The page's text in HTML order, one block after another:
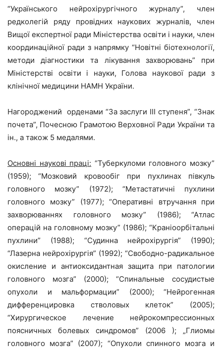
“Українського нейрохірургічного журналу”, член
редколегій ряду провідних наукових журналів, член
Вищої експертної ради Міністерства освіти і науки, член
координаційної ради з напрямку “Новітні біотехнології,
методи діагностики та лікування захворювань” при
Міністерстві освіти і науки, Голова наукової ради з
клінічної медицини НАМН України.
Нагороджений орденами “За заслуги ІІІ ступеня”, “Знак
почета”, Почесною Грамотою Верховної Ради України та
ін., а також 5 медалями.
Основні наукові праці: “Туберкуломи головного мозку”
(1959); “Мозковий кровообіг при пухлинах півкуль
головного мозку” (1972); “Метастатичні пухлини
головного мозку” (1977); “Оперативні втручання при
захворюваннях головного мозку” (1986); “Атлас
операцій на головному мозку” (1986); “Краніоорбітальні
пухлини” (1988); “Судинна нейрохірургія” (1990);
“Лазерна нейрохірургія” (1992); “Свободно-радикальное
окисление и антиоксидантная защита при патологии
головного мозга” (2000); “Спинальные сосудистые
опухоли и мальформации” (2000); “Нейрогенная
дифференцировка стволовых клеток” (2005);
“Хирургическое лечение нейрокомпрессионных
поясничных болевых синдромов” (2006 ); „Глиомы
головного мозга” (2007); “Опухоли спинного мозга и